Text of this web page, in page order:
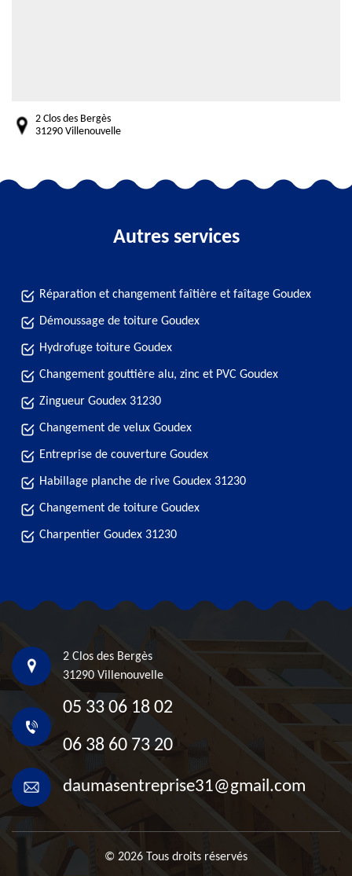
2 Clos des Bergès
31290 Villenouvelle
Autres services
Réparation et changement faîtière et faîtage Goudex
Démoussage de toiture Goudex
Hydrofuge toiture Goudex
Changement gouttière alu, zinc et PVC Goudex
Zingueur Goudex 31230
Changement de velux Goudex
Entreprise de couverture Goudex
Habillage planche de rive Goudex 31230
Changement de toiture Goudex
Charpentier Goudex 31230
2 Clos des Bergès
31290 Villenouvelle
05 33 06 18 02
06 38 60 73 20
daumasentreprise31@gmail.com
© 2026 Tous droits réservés